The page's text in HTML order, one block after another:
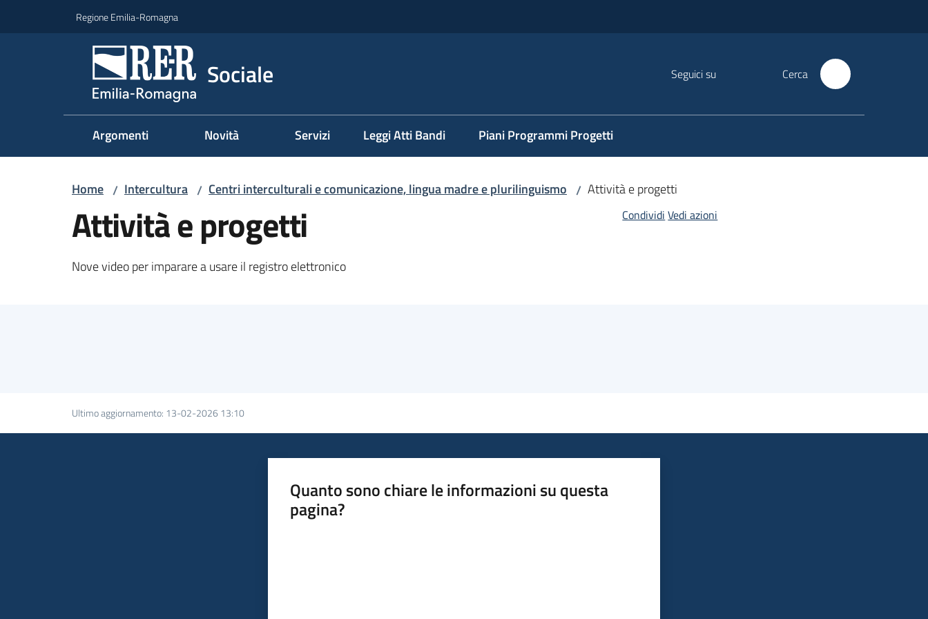
Regione Emilia-Romagna
Sociale Seguici su Cerca
Argomenti Novità Servizi Leggi Atti Bandi Piani Programmi Progetti
Home / Intercultura / Centri interculturali e comunicazione, lingua madre e plurilinguismo / Attività e progetti
Attività e progetti
Nove video per imparare a usare il registro elettronico
Condividi Vedi azioni
Ultimo aggiornamento: 13-02-2026 13:10
Quanto sono chiare le informazioni su questa
pagina?